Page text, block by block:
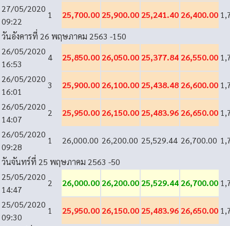
27/05/2020
09:22
1 25,700.00 25,900.00 25,241.40 26,400.00
วันอังคารที่ 26 พฤษภาคม 2563 -150
26/05/2020
16:53
4 25,850.00 26,050.00 25,377.84 26,550.00
26/05/2020
16:01
3 25,900.00 26,100.00 25,438.48 26,600.00
26/05/2020
14:07
2 25,950.00 26,150.00 25,483.96 26,650.00
26/05/2020
09:28
1 26,000.00 26,200.00 25,529.44 26,700.00
วันจันทร์ที่ 25 พฤษภาคม 2563 -50
25/05/2020
14:47
2 26,000.00 26,200.00 25,529.44 26,700.00
25/05/2020
09:30
1 25,950.00 26,150.00 25,483.96 26,650.00